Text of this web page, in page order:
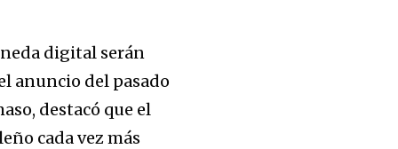
digital serán
anuncio del pasado
destacó que el
cada vez más